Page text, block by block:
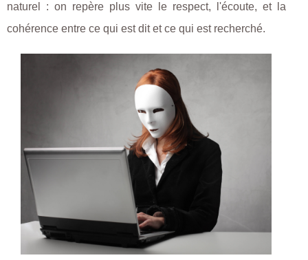
naturel : on repère plus vite le respect, l'écoute, et la
cohérence entre ce qui est dit et ce qui est recherché.